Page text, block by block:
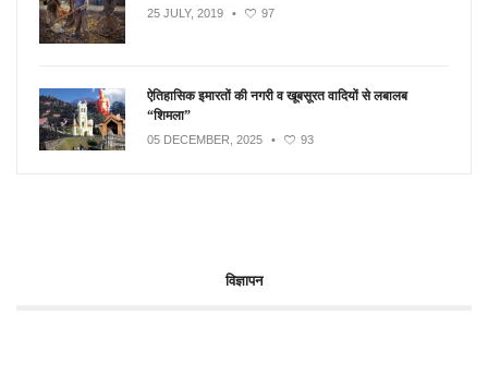
25 JULY, 2019 • 97
ऐतिहासिक इमारतों की नगरी व खूबसूरत वादियों से लबालब
“शिमला”
05 DECEMBER, 2025 • 93
विज्ञापन